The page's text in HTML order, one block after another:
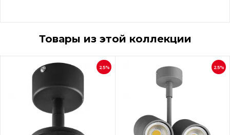
Товары из этой коллекции
25% 25%